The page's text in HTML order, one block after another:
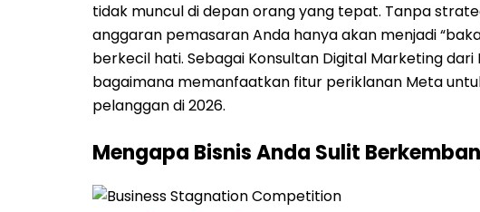
tidak muncul di depan orang yang tepat. Tanpa
anggaran pemasaran Anda hanya akan menjadi
berkecil hati. Sebagai Konsultan Digital Marketing
bagaimana memanfaatkan fitur periklanan Meta
pelanggan di 2026.
Mengapa Bisnis Anda Sulit